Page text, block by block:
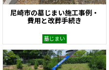
尼崎市の墓じまい施工事例・
費用と改葬手続き
墓じまい